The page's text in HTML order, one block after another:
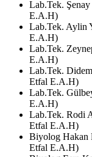
Lab.Tek.
E.A.H)
Lab.Tek.
E.A.H)
Lab.Tek.
E.A.H)
Lab.Tek.
Etfal E.A.H)
Lab.Tek.
E.A.H)
Lab.Tek.
Etfal E.A.H)
Biyolog
Etfal E.A.H)